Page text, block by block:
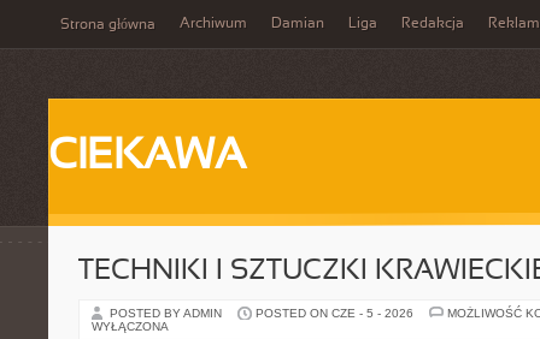
Strona główna Archiwum Damian Liga Redakcja
CIEKAWA
TECHNIKI I SZTUCZKI
POSTED BY ADMIN POSTED ON CZE - 5 - 2026
MOŻLIWOŚĆ
WYŁĄCZONA